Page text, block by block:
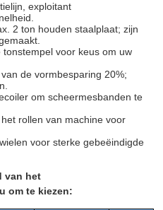
exploitant
2 ton houden staalplaat; zijn
voor keus om uw
de vormbesparing 20%;
om scheermesbanden te
rollen van machine voor
voor sterke gebeëindigde
van het
om te kiezen: